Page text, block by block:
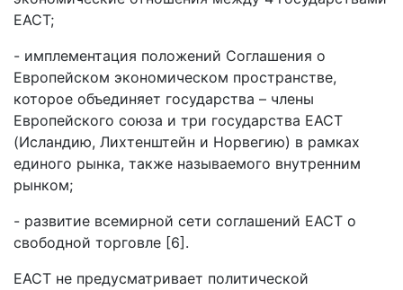
ЕАСТ;
- имплементация положений Соглашения о
Европейском экономическом пространстве,
которое объединяет государства – члены
Европейского союза и три государства ЕАСТ
(Исландию, Лихтенштейн и Норвегию) в рамках
единого рынка, также называемого внутренним
рынком;
- развитие всемирной сети соглашений ЕАСТ о
свободной торговле [6].
ЕАСТ не предусматривает политической